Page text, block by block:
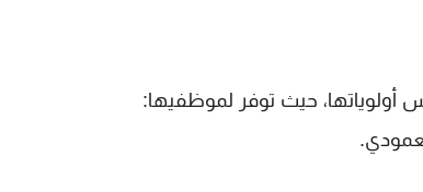
أولوياتها، حيث توفر لموظفيها: